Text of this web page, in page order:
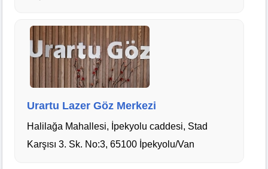
Urartu Lazer Göz Merkezi
Halilağa Mahallesi, İpekyolu caddesi, Stad
Karşısı 3. Sk. No:3, 65100 İpekyolu/Van